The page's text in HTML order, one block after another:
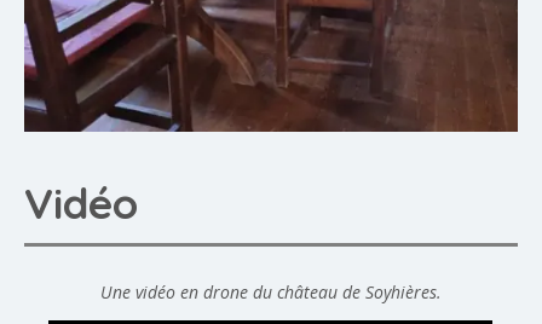
Vidéo
Une vidéo en drone du château de Soyhières.